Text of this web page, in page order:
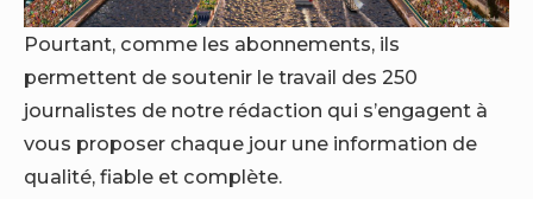
Pourtant, comme les abonnements, ils
permettent de soutenir le travail des 250
journalistes de notre rédaction qui s’engagent à
vous proposer chaque jour une information de
qualité, fiable et complète.